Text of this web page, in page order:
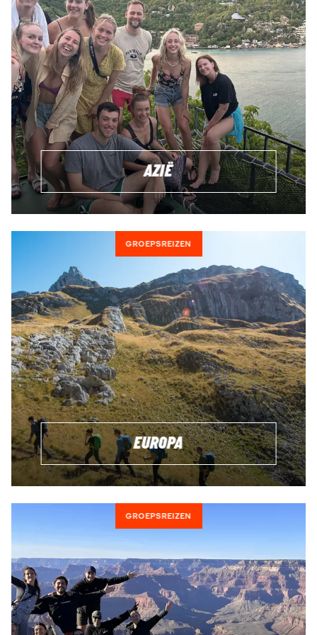
Gehost door onze top notch partners
Voor iedereen ouder dan 18 - Wij hebben groepsreizen
voor verschillende leeftijdscategorieën
Dagelijkse vertrekmogelijkheden - veel reizen hebben
een gegarandeerd vertrek
Internationale groepen met mensen van over de hele
wereld
Geweldige combinatie en variatie van avontuur, cultuur
en ontspanning
Een aantal van de avontuurlijke tours die in deze
inspirerende routes zijn opgenomen, kun je ookhier
terugvinden.
TRIPMATES: GA OP GROEPSREIS MET
LEEFTIJDSGENOTEN NAAR BIJZONDERE
BESTEMMINGEN
Naast de groepsreizen van onze partners, bieden wij onze
eigenTripmatesreizen aan. Alle Tripmates reizen zijn unieke
groepsreizen met vaste vertrekdatum. Wij bieden Tripmates
reizen aan voor reizigers tussen de 18-24 en voor reizigers
tussen de 23 en 31 jaar oud. Als je graag een kleine pauze
wilt nemen van je dagelijkse bezigheden, maar tijdens je
reis toch nieuwe vaardigheden wil opdoen, andere
culturen wilt leren kennen en indrukwekkende
landschappen wilt ontdekken, dan is een Tripmates reis
ideaal voor jou!
gebaande paden. Het helpt je resetten, dingen in het leven
heroverwegen, jezelf beter leren kennen en nieuwe
inzichten over jezelf en je huidige levensfase te
(her)ontdekken. Een Tripmates reis biedt je nieuwe
vaardigheden, nieuwe vrienden en nieuwe perspectieven.
AZIË
GROEPSREIZEN
EUROPA
GROEPSREIZEN